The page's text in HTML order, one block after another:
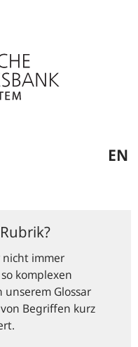
EN
nicht immer
komplexen
Glossar
Begriffen kurz